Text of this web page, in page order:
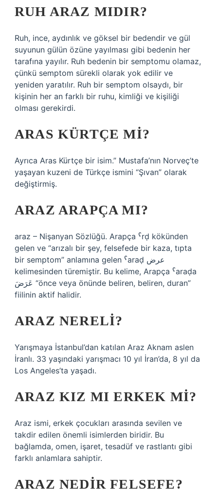
RUH ARAZ MIDIR?
Ruh, ince, aydınlık ve göksel bir bedendir ve gül
suyunun gülün özüne yayılması gibi bedenin her
tarafına yayılır. Ruh bedenin bir semptomu olamaz,
çünkü semptom sürekli olarak yok edilir ve
yeniden yaratılır. Ruh bir semptom olsaydı, bir
kişinin her an farklı bir ruhu, kimliği ve kişiliği
olması gerekirdi.
ARAS KÜRTÇE MI?
Ayrıca Aras Kürtçe bir isim.” Mustafa’nın Norveç’te
yaşayan kuzeni de Türkçe ismini “Şıvan” olarak
değiştirmiş.
ARAZ ARAPÇA MI?
araz – Nişanyan Sözlüğü. Arapça ˁrḍ kökünden
gelen ve “arızalı bir şey, felsefede bir kaza, tıpta
bir semptom” anlamına gelen ˁaraḍ عرض
kelimesinden türemiştir. Bu kelime, Arapça ˁaraḍa
عَرَضَ “önce veya önünde beliren, beliren, duran”
fiilinin aktif halidir.
ARAZ NERELI?
Yarışmaya İstanbul’dan katılan Araz Aknam aslen
İranlı. 33 yaşındaki yarışmacı 10 yıl İran’da, 8 yıl da
Los Angeles’ta yaşadı.
ARAZ KIZ MI ERKEK MI?
Araz ismi, erkek çocukları arasında sevilen ve
takdir edilen önemli isimlerden biridir. Bu
bağlamda, omen, işaret, tesadüf ve rastlantı gibi
farklı anlamlara sahiptir.
ARAZ NEDIR FELSEFE?